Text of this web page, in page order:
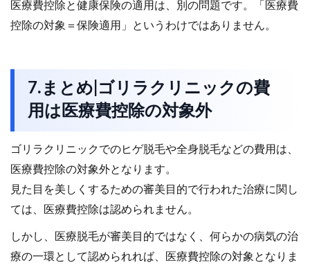
医療費控除と健康保険の適用は、別の問題です。「医療費
控除の対象＝保険適用」というわけではありません。
7.まとめ|ゴリラクリニックの費
用は医療費控除の対象外
ゴリラクリニックでのヒゲ脱毛や全身脱毛などの費用は、
医療費控除の対象外となります。
見た目を美しくするための審美目的で行われた治療に関し
ては、医療費控除は認められません。
しかし、医療脱毛が審美目的ではなく、何らかの病気の治
療の一環として認められれば、医療費控除の対象となりま